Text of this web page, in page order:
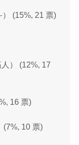
(15%, 21 票)
） (12%, 17
16 票)
(7%, 10 票)